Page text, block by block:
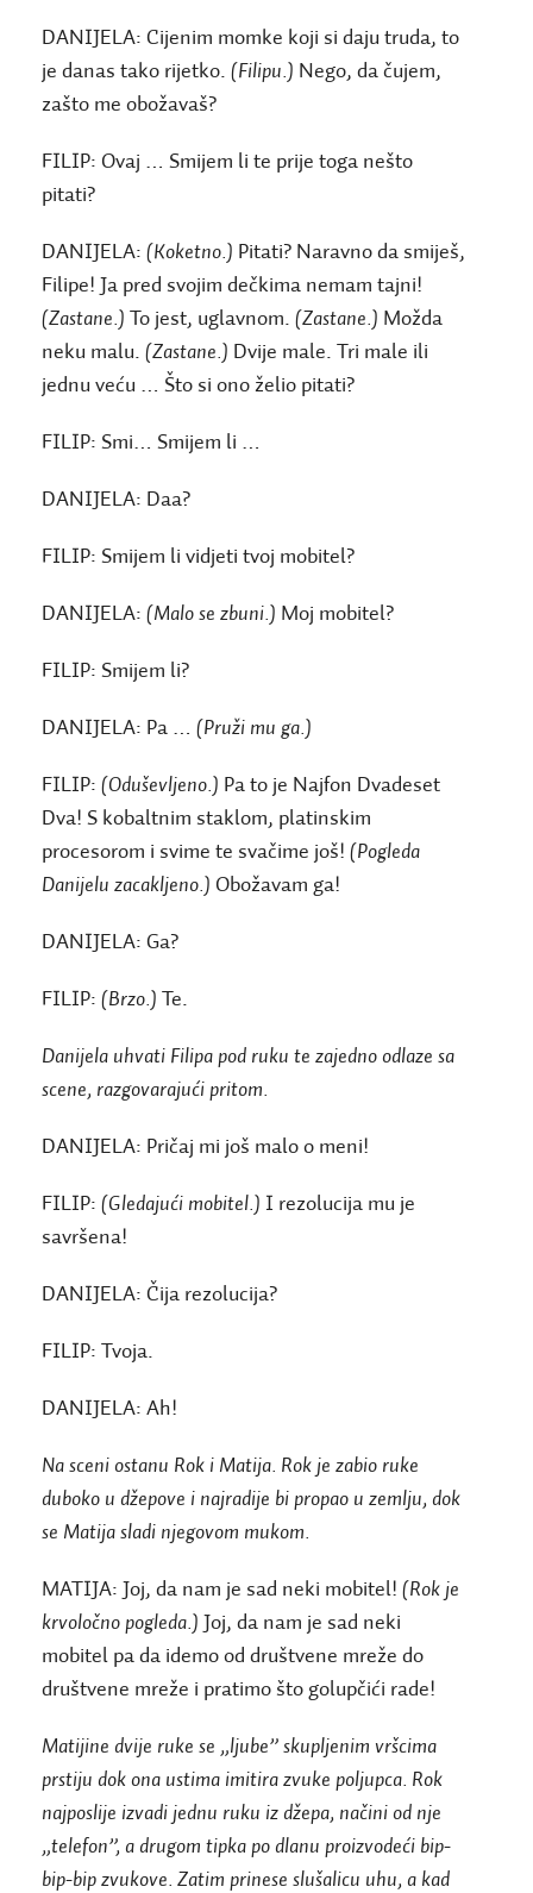
DANIJELA: Cijenim momke koji si daju truda, to
je danas tako rijetko.(Filipu.) Nego, da čujem,
zašto me obožavaš?
FILIP: Ovaj … Smijem li te prije toga nešto
pitati?
DANIJELA: (Koketno.) Pitati? Naravno da smiješ,
Filipe! Ja pred svojim dečkima nemam tajni!
(Zastane.) To jest, uglavnom.(Zastane.) Možda
neku malu.(Zastane.) Dvije male. Tri male ili
jednu veću … Što si ono želio pitati?
FILIP: Smi… Smijem li …
DANIJELA: Daa?
FILIP: Smijem li vidjeti tvoj mobitel?
DANIJELA: (Malo se zbuni.) Moj mobitel?
FILIP:Smijem li?
DANIJELA: Pa …(Pruži mu ga.)
FILIP: (Oduševljeno.) Pa to je Najfon Dvadeset
Dva! S kobaltnim staklom, platinskim
procesorom i svime te svačime još!(Pogleda
Danijelu zacakljeno.) Obožavam ga!
DANIJELA: Ga?
FILIP: (Brzo.) Te.
Danijela uhvati Filipa pod ruku te zajedno odlaze sa
scene, razgovarajući pritom.
DANIJELA: Pričaj mi još malo o meni!
FILIP: (Gledajući mobitel.) I rezolucija mu je
savršena!
DANIJELA: Čija rezolucija?
FILIP: Tvoja.
DANIJELA: Ah!
Na sceni ostanu Rok i Matija. Rok je zabio ruke
duboko u džepove i najradije bi propao u zemlju, dok
se Matija sladi njegovom mukom.
MATIJA: Joj, da nam je sad neki mobitel!(Rok je
krvoločno pogleda.) Joj, da nam je sad neki
mobitel pa da idemo od društvene mreže do
društvene mreže i pratimo što golupčići rade!
Matijine dvije ruke se „ljube” skupljenim vršcima
prstiju dok ona ustima imitira zvuke poljupca. Rok
najposlije izvadi jednu ruku iz džepa, načini od nje
„telefon”, a drugom tipka po dlanu proizvodeći bip-
bip-bip zvukove. Zatim prinese slušalicu uhu, a kad